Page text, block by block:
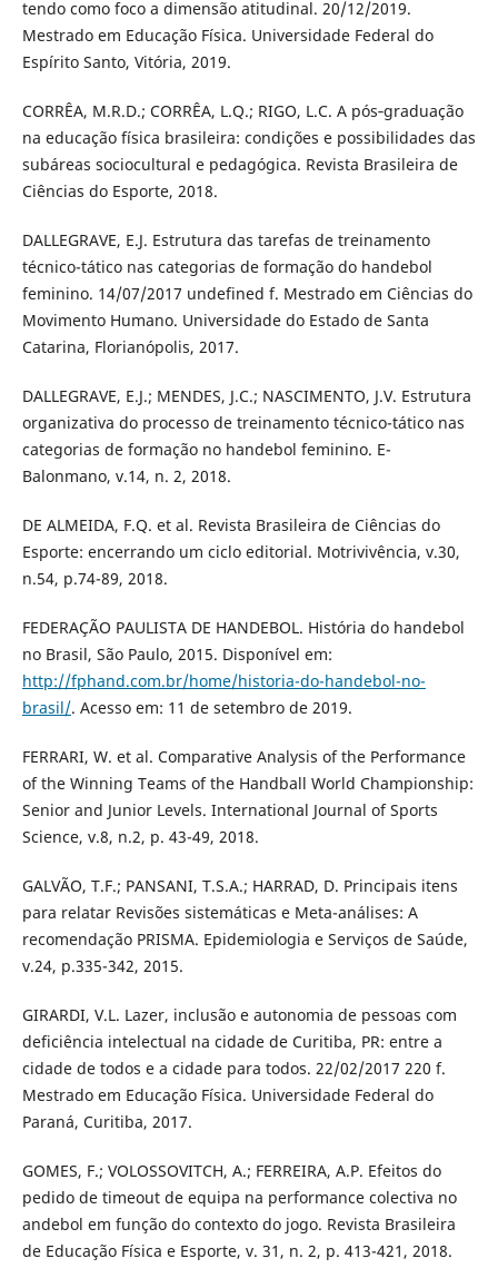
tendo como foco a dimensão atitudinal. 20/12/2019.
Mestrado em Educação Física. Universidade Federal do
Espírito Santo, Vitória, 2019.
CORRÊA, M.R.D.; CORRÊA, L.Q.; RIGO, L.C. A pós‐graduação
na educação física brasileira: condições e possibilidades das
subáreas sociocultural e pedagógica. Revista Brasileira de
Ciências do Esporte, 2018.
DALLEGRAVE, E.J. Estrutura das tarefas de treinamento
técnico-tático nas categorias de formação do handebol
feminino. 14/07/2017 undefined f. Mestrado em Ciências do
Movimento Humano. Universidade do Estado de Santa
Catarina, Florianópolis, 2017.
DALLEGRAVE, E.J.; MENDES, J.C.; NASCIMENTO, J.V. Estrutura
organizativa do processo de treinamento técnico-tático nas
categorias de formação no handebol feminino. E-
Balonmano, v.14, n. 2, 2018.
DE ALMEIDA, F.Q. et al. Revista Brasileira de Ciências do
Esporte: encerrando um ciclo editorial. Motrivivência, v.30,
n.54, p.74-89, 2018.
FEDERAÇÃO PAULISTA DE HANDEBOL. História do handebol
no Brasil, São Paulo, 2015. Disponível em:
http://fphand.com.br/home/historia-do-handebol-no-
brasil/. Acesso em: 11 de setembro de 2019.
FERRARI, W. et al. Comparative Analysis of the Performance
of the Winning Teams of the Handball World Championship:
Senior and Junior Levels. International Journal of Sports
Science, v.8, n.2, p. 43-49, 2018.
GALVÃO, T.F.; PANSANI, T.S.A.; HARRAD, D. Principais itens
para relatar Revisões sistemáticas e Meta-análises: A
recomendação PRISMA. Epidemiologia e Serviços de Saúde,
v.24, p.335-342, 2015.
GIRARDI, V.L. Lazer, inclusão e autonomia de pessoas com
deficiência intelectual na cidade de Curitiba, PR: entre a
cidade de todos e a cidade para todos. 22/02/2017 220 f.
Mestrado em Educação Física. Universidade Federal do
Paraná, Curitiba, 2017.
GOMES, F.; VOLOSSOVITCH, A.; FERREIRA, A.P. Efeitos do
pedido de timeout de equipa na performance colectiva no
andebol em função do contexto do jogo. Revista Brasileira
de Educação Física e Esporte, v. 31, n. 2, p. 413-421, 2018.